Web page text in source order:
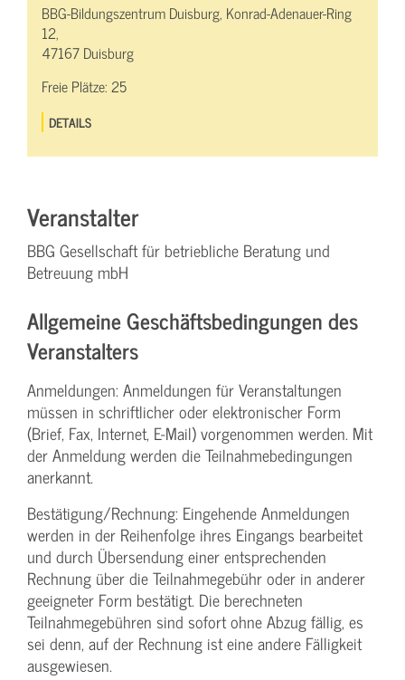
BBG-Bildungszentrum Duisburg, Konrad-Adenauer-Ring
12,
47167 Duisburg
Freie Plätze:25
DETAILS
Veranstalter
BBG Gesellschaft für betriebliche Beratung und
Betreuung mbH
Allgemeine Geschäftsbedingungen des
Veranstalters
Anmeldungen: Anmeldungen für Veranstaltungen
müssen in schriftlicher oder elektronischer Form
(Brief, Fax, Internet, E-Mail) vorgenommen werden. Mit
der Anmeldung werden die Teilnahme­bedingungen
anerkannt.
Bestätigung­/Rechnung: Eingehende Anmeldungen
werden in der Reihenfolge ihres Eingangs bearbeitet
und durch Übersendung einer entsprechenden
Rechnung über die Teilnahmegebühr oder in anderer
geeigneter Form bestätigt. Die berechneten
Teilnahmegebühren sind sofort ohne Abzug fällig, es
sei denn, auf der Rechnung ist eine andere Fälligkeit
ausgewiesen.